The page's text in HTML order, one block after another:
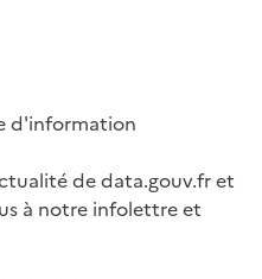
d'information
de data.gouv.fr et
à notre infolettre et